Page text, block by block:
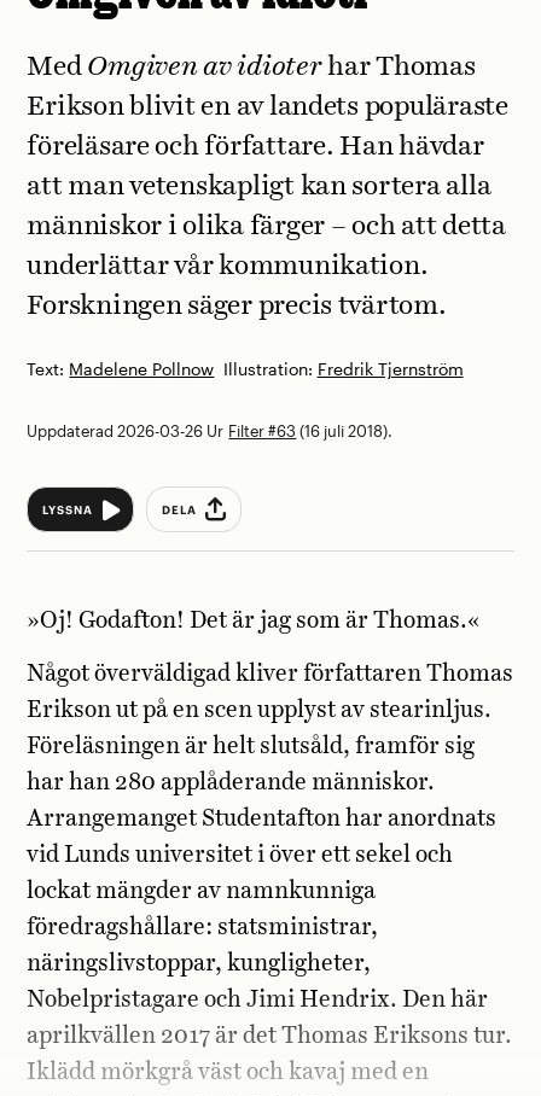
Text: Madelene Pollnow Illustration: Fredrik Tjernström
Med Omgiven av idioterhar Thomas
Erikson blivit en av landets populäraste
föreläsare och författare. Han hävdar
att man vetenskapligt kan sortera alla
människor i olika färger – och att detta
underlättar vår kommunikation.
Forskningen säger precis tvärtom.
Uppdaterad 2026-03-26 Ur Filter #63 (16 juli 2018).
LYSSNA DELA
»Oj! Godafton! Det är jag som är Thomas.«
Något överväldigad kliver författaren Thomas
Erikson ut på en scen upplyst av stearinljus.
Föreläsningen är helt slutsåld, framför sig
har han 280 applåderande människor.
Arrangemanget Studentafton har anordnats
vid Lunds universitet i över ett sekel och
lockat mängder av namnkunniga
föredragshållare: statsministrar,
näringslivstoppar, kungligheter,
Nobelpristagare och Jimi Hendrix. Den här
aprilkvällen 2017 är det Thomas Eriksons tur.
Iklädd mörkgrå väst och kavaj med en